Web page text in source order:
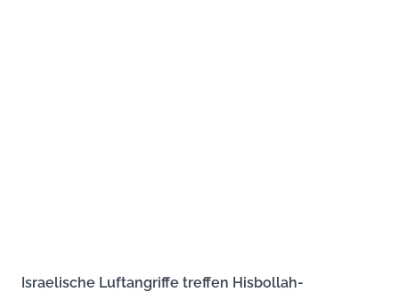
Israelische Luftangriffe treffen Hisbollah-